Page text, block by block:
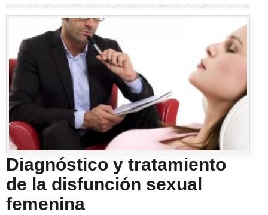
Diagnóstico y tratamiento
de la disfunción sexual
femenina